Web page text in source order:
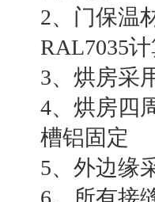
2、门保温
RAL7035
3、烘房采
4、烘房四
槽铝固定
5、外边缘